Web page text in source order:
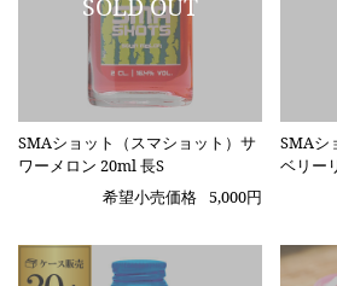
SMAショット（スマショット）サ
ワーメロン 20ml 長S
希望小売価格 5,000円
SMAシ
ベリー